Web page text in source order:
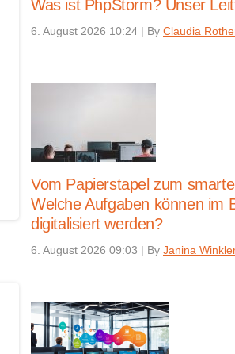
Was ist PhpStorm? Unser
6. August 2026 10:24 | By Claudia
Vom Papierstapel zum
Welche Aufgaben können im
digitalisiert werden?
6. August 2026 09:03 | By Janina